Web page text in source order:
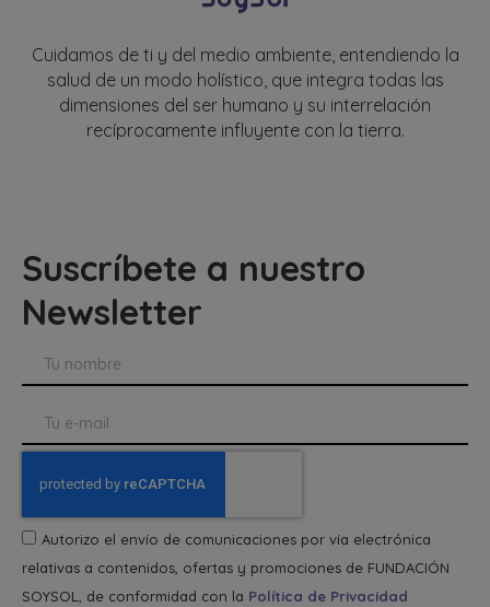
Cuidamos de ti y del medio ambiente, entendiendo la
salud de un modo holístico, que integra todas las
dimensiones del ser humano y su interrelación
recíprocamente influyente con la tierra.
Suscríbete a nuestro
Newsletter
Autorizo el envío de comunicaciones por vía electrónica
relativas a contenidos, ofertas y promociones de FUNDACIÓN
SOYSOL, de conformidad con la Política de Privacidad